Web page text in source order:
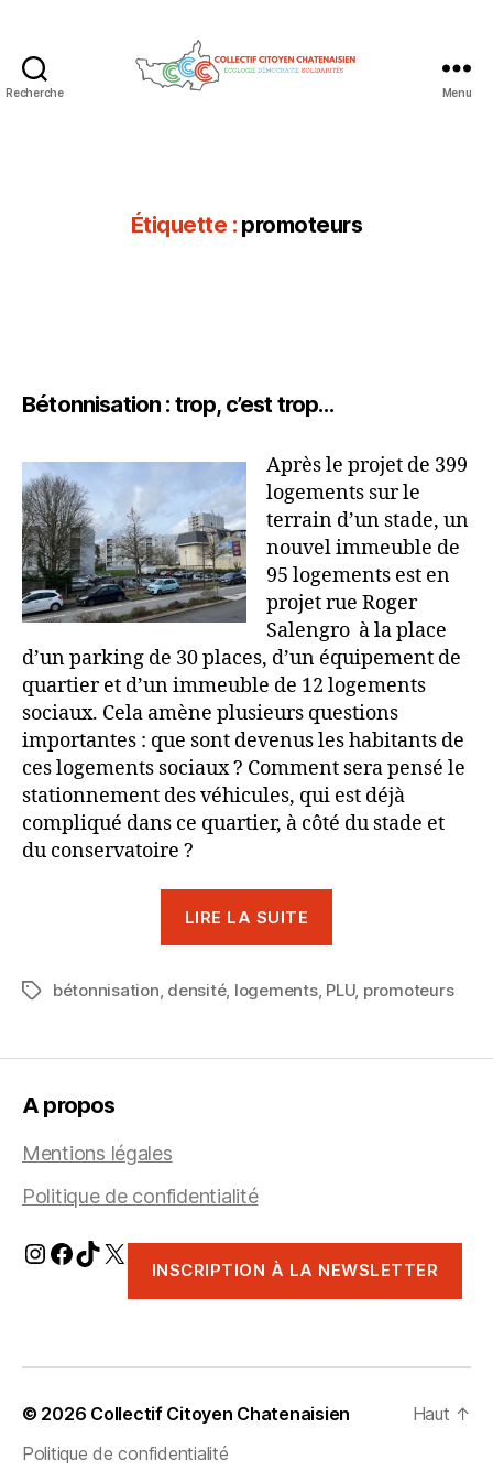
Recherche Menu
Étiquette : promoteurs
Bétonnisation : trop, c’est trop…
Après le projet de 399
logements sur le
terrain d’un stade, un
nouvel immeuble de
95 logements est en
projet rue Roger
Salengro à la place
d’un parking de 30 places, d’un équipement de
quartier et d’un immeuble de 12 logements
sociaux. Cela amène plusieurs questions
importantes : que sont devenus les habitants de
ces logements sociaux ? Comment sera pensé le
stationnement des véhicules, qui est déjà
compliqué dans ce quartier, à côté du stade et
du conservatoire ?
LIRE LA SUITE
trop… »
Étiquettes
bétonnisation, densité, logements, PLU, promoteurs
A propos
Mentions légales
Politique de confidentialité
Instagram
Facebook
TikTok
X
INSCRIPTION À LA NEWSLETTER
© 2026 Collectif Citoyen Chatenaisien
Politique de confidentialité
Haut ↑